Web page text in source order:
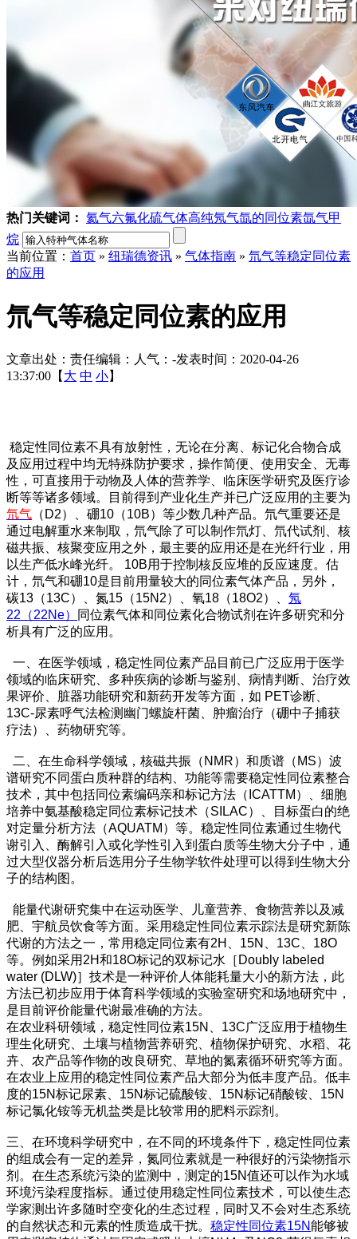
热门关键词： 氦气六氟化硫气体高纯氖气氙的同位素氙气甲
烷
当前位置： 首页 » 纽瑞德资讯 » 气体指南 » 氘气等稳定同位素
的应用
氘气等稳定同位素的应用
文章出处： 责任编辑： 人气： -发表时间：2020-04-26
13:37:00【 大 中 小】
稳定性同位素不具有放射性，无论在分离、标记化合物合成
及应用过程中均无特殊防护要求，操作简便、使用安全、无毒
性，可直接用于动物及人体的营养学、临床医学研究及医疗诊
断等等诸多领域。目前得到产业化生产并已广泛应用的主要为
氘气 （D2）、硼10（10B）等少数几种产品。氘气重要还是
通过电解重水来制取，氘气除了可以制作氘灯、氘代试剂、核
磁共振、核聚变应用之外，最主要的应用还是在光纤行业，用
以生产低水峰光纤。 10B用于控制核反应堆的反应速度。估
计，氘气和硼10是目前用量较大的同位素气体产品，另外，
碳13（13C）、氮15（15N2）、氧18（18O2）、 氖
22（22Ne）
同位素气体和同位素化合物试剂在许多研究和分
析具有广泛的应用。
一、在医学领域，稳定性同位素产品目前已广泛应用于医学
领域的临床研究、多种疾病的诊断与鉴别、病情判断、治疗效
果评价、脏器功能研究和新药开发等方面，如 PET诊断、
13C-尿素呼气法检测幽门螺旋杆菌、肿瘤治疗（硼中子捕获
疗法）、药物研究等。
二、在生命科学领域，核磁共振（NMR）和质谱（MS）波
谱研究不同蛋白质种群的结构、功能等需要稳定性同位素整合
技术，其中包括同位素编码亲和标记方法（ICATTM）、细胞
培养中氨基酸稳定同位素标记技术（SILAC）、目标蛋白的绝
对定量分析方法（AQUATM）等。稳定性同位素通过生物代
谢引入、酶解引入或化学性引入到蛋白质等生物大分子中，通
过大型仪器分析后选用分子生物学软件处理可以得到生物大分
子的结构图。
能量代谢研究集中在运动医学、儿童营养、食物营养以及减
肥、宇航员饮食等方面。采用稳定性同位素示踪法是研究新陈
代谢的方法之一，常用稳定同位素有2H、15N、13C、18O
等。例如采用2H和18O标记的双标记水［Doubly labeled
water (DLW)］技术是一种评价人体能耗量大小的新方法，此
方法已初步应用于体育科学领域的实验室研究和场地研究中，
是目前评价能量代谢最准确的方法。
在农业科研领域，稳定性同位素15N、13C广泛应用于植物生
理生化研究、土壤与植物营养研究、植物保护研究、水稻、花
卉、农产品等作物的改良研究、草地的氮素循环研究等方面。
在农业上应用的稳定性同位素产品大部分为低丰度产品。低丰
度的15N标记尿素、15N标记硫酸铵、15N标记硝酸铵、15N
标记氯化铵等无机盐类是比较常用的肥料示踪剂。
三、在环境科学研究中，在不同的环境条件下，稳定性同位素
的组成会有一定的差异，氮同位素就是一种很好的污染物指示
剂。在生态系统污染的监测中，测定的15N值还可以作为水域
环境污染程度指标。通过使用稳定性同位素技术，可以使生态
学家测出许多随时空变化的生态过程，同时又不会对生态系统
的自然状态和元素的性质造成干扰。 稳定性同位素15N能够被